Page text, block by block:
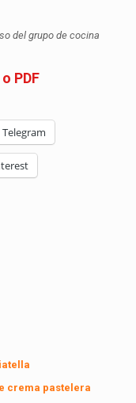
del grupo de cocina
PDF
Telegram
crema pastelera